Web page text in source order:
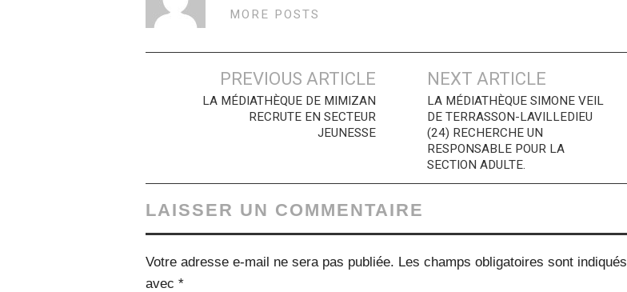
MORE POSTS
NavigationPREVIOUS ARTICLE
LA MÉDIATHÈQUE DE MIMIZAN
RECRUTE EN SECTEUR
JEUNESSE
NEXT ARTICLE
LA MÉDIATHÈQUE SIMONE VEIL
DE TERRASSON-LAVILLEDIEU
(24) RECHERCHE UN
RESPONSABLE POUR LA
SECTION ADULTE.
LAISSER UN COMMENTAIRE
Votre adresse e-mail ne sera pas publiée. Les champs obligatoires sont indiqués
avec *